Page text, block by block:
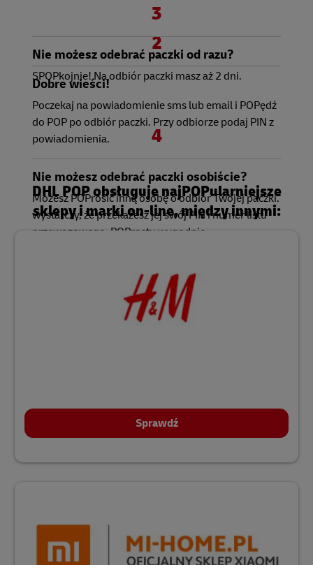
2
Dobre wieści!
Poczekaj na powiadomienie sms lub email i POPędź
do POP po odbiór paczki. Przy odbiorze podaj PIN z
powiadomienia.
3
Nie możesz odebrać paczki od razu?
SPOPkojnie! Na odbiór paczki masz aż 2 dni.
4
Nie możesz odebrać paczki osobiście?
Możesz POProsić inną osobę o odbiór Twojej paczki.
wystarczy, że przekażesz jej swój PIN i numer listu
przewozowego. POProstu wygodnie.
DHL POP obsługuje najPOPularniejsze
sklepy i marki on-line, między innymi:
Sprawdź